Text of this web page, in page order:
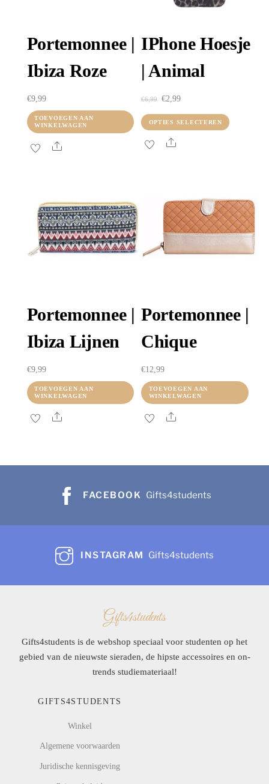
IPhone Hoesje
| Animal
€6,99 Oorspronkelijke
prijs
was:
€6,99.
€2,99Huidige
prijs
is:
OPTIES SELECTEREN
Deze
optie
kan
Share
Portemonnee |
Ibiza Roze
€9,99
TOEVOEGEN AAN
WINKELWAGEN
Share
Portemonnee |
Chique
€12,99
TOEVOEGEN AAN
WINKELWAGEN
Share
Portemonnee |
Ibiza Lijnen
€9,99
TOEVOEGEN AAN
WINKELWAGEN
Share
FACEBOOK Gifts4students
INSTAGRAM Gifts4students
Gifts4students
Gifts4students is de webshop speciaal voor studenten op het
gebied van de nieuwste sieraden, de hipste accessoires en on-
trends studiemateriaal!
GIFTS4STUDENTS
Winkel
Algemene voorwaarden
Juridische kennisgeving